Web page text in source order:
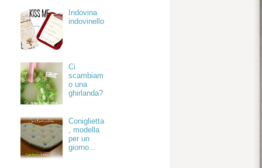
Indovina
indovinello
Ci
scambiam
o una
ghirlanda?
Coniglietta
, modella
per un
giorno...